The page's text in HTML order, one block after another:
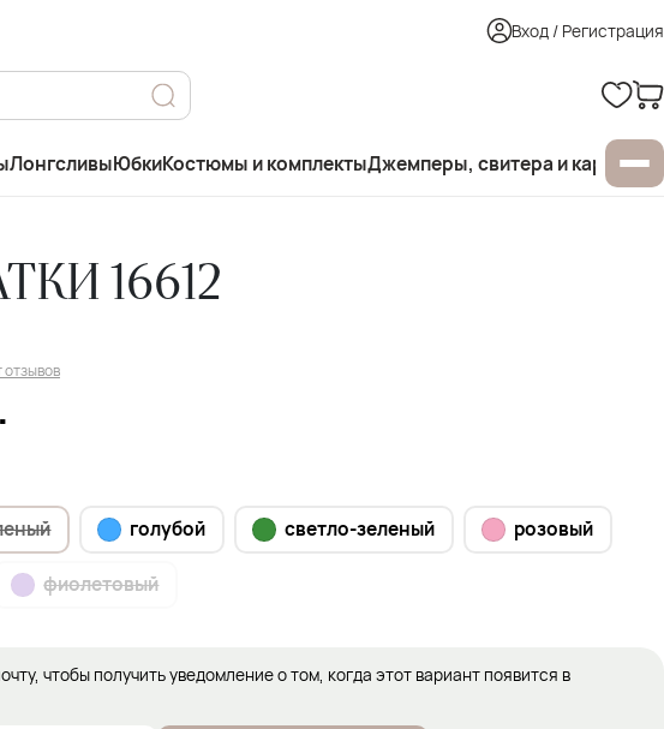
Вход / Регистрация
ЛонгсливыЮбкиКостюмы и комплектыДжемперы, свитера и
16612
отзывов
голубой светло-зеленый розовый
фиолетовый
чтобы получить уведомление о том, когда этот вариант появится в